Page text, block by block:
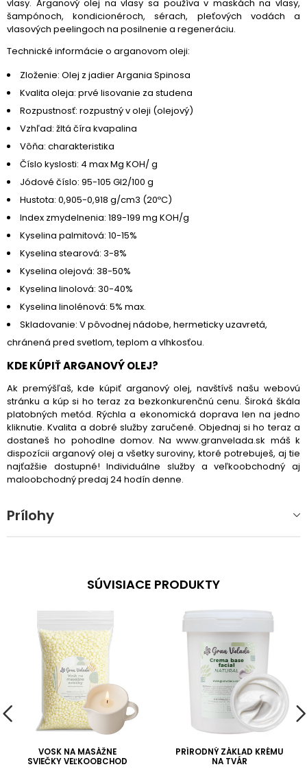
vlasy. Arganový olej na vlasy sa používa v maskách na vlasy,
šampónoch, kondicionéroch, sérach, pleťových vodách a
vlasových peelingoch na posilnenie a regeneráciu.
Technické informácie o arganovom oleji:
Zloženie: Olej z jadier Argania Spinosa
Kvalita oleja: prvé lisovanie za studena
Rozpustnosť: rozpustný v oleji (olejový)
Vzhľad: žltá číra kvapalina
Vôňa: charakteristika
Číslo kyslosti: 4 max Mg KOH/ g
Jódové číslo: 95-105 Gl2/100 g
Hustota: 0,905-0,918 g/cm3 (20ºC)
Index zmydelnenia: 189-199 mg KOH/g
Kyselina palmitová: 10-15%
Kyselina stearová: 3-8%
Kyselina olejová: 38-50%
Kyselina linolová: 30-40%
Kyselina linolénová: 5% max.
Skladovanie: V pôvodnej nádobe, hermeticky uzavretá,
chránená pred svetlom, teplom a vlhkosťou.
KDE KÚPIŤ ARGANOVÝ OLEJ?
Ak premýšľaš, kde kúpiť arganový olej, navštívš našu webovú
stránku a kúp si ho teraz za bezkonkurenčnú cenu. Široká škála
platobných metód. Rýchla a ekonomická doprava len na jedno
kliknutie. Kvalita a dobré služby zaručené. Objednaj si ho teraz a
dostaneš ho pohodlne domov. Na www.granvelada.sk máš k
dispozícii arganový olej a všetky suroviny, ktoré potrebuješ, aj tie
najťažšie dostupné! Individuálne služby a veľkoobchodný aj
maloobchodný predaj 24 hodín denne.
Prílohy
SÚVISIACE PRODUKTY
VOSK NA MASÁŽNE
SVIEČKY VEĽKOOBCHOD
PRÍRODNÝ ZÁKLAD KRÉMU
NA TVÁR